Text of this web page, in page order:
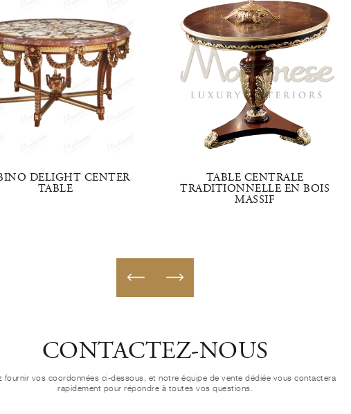
DELIGHT CENTER
TABLE
TABLE CENTRALE
TRADITIONNELLE EN BOIS
MASSIF
CONTACTEZ-NOUS
fournir vos coordonnées ci-dessous, et notre équipe de vente dédiée vous contactera
rapidement pour répondre à toutes vos questions.